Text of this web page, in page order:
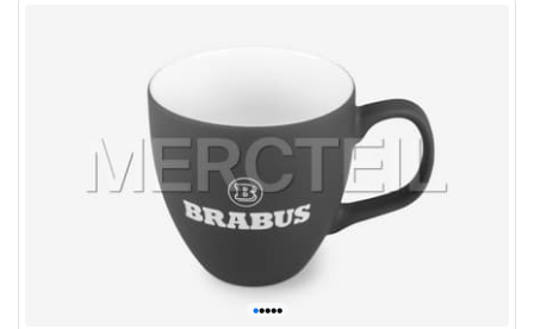
•••••